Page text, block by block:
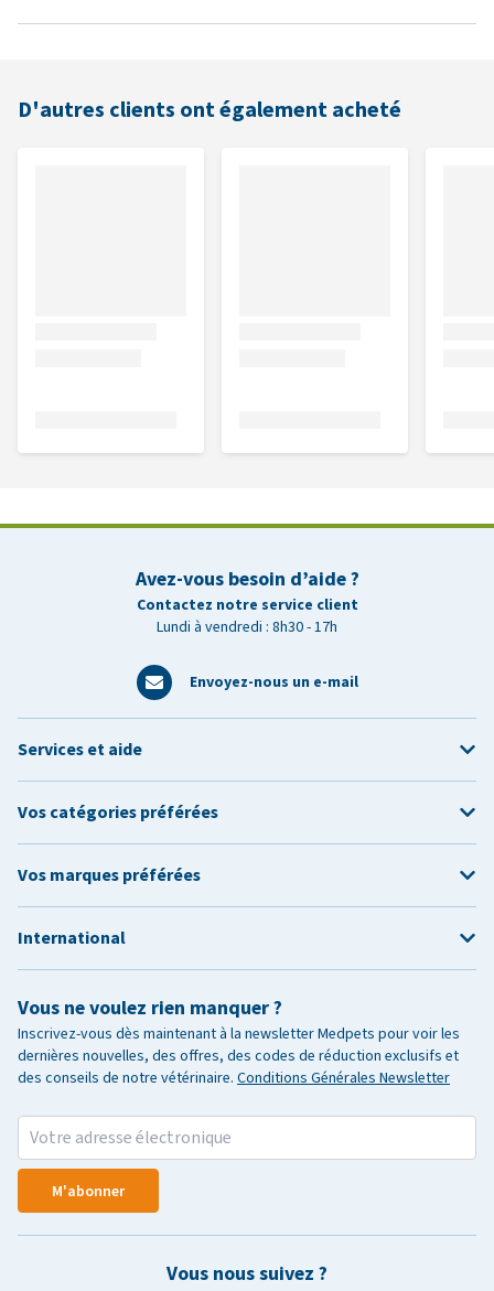
D'autres clients ont également acheté
Avez-vous besoin d’aide ?
Contactez notre service client
Lundi à vendredi : 8h30 - 17h
Envoyez-nous un e-mail
Vous ne voulez rien manquer ?
Inscrivez-vous dès maintenant à la newsletter Medpets pour voir les
dernières nouvelles, des offres, des codes de réduction exclusifs et
des conseils de notre vétérinaire. Conditions Générales Newsletter
M'abonner
Vous nous suivez ?
Services et aide
Vos catégories préférées
Vos marques préférées
International